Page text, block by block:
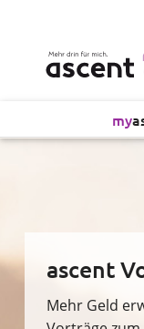
my
ascent
Mehr Geld